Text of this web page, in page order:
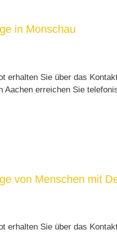
in Monschau
erhalten Sie über das
erreichen Sie
von Menschen mit
erhalten Sie über das